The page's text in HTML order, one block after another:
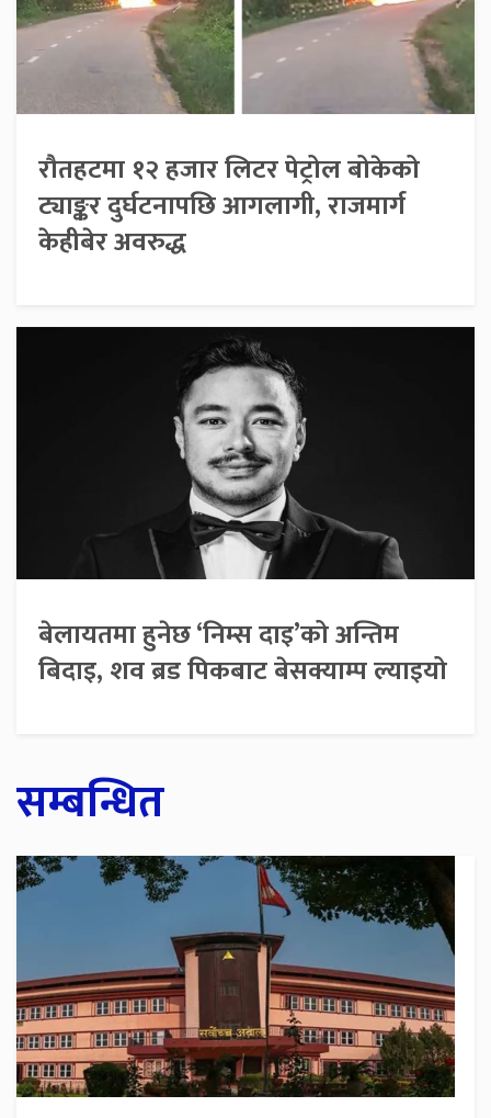
रौतहटमा १२ हजार लिटर पेट्रोल बोकेको
ट्याङ्कर दुर्घटनापछि आगलागी, राजमार्ग
केहीबेर अवरुद्ध
बेलायतमा हुनेछ ‘निम्स दाइ’को अन्तिम
बिदाइ, शव ब्रड पिकबाट बेसक्याम्प ल्याइयो
सम्बन्धित